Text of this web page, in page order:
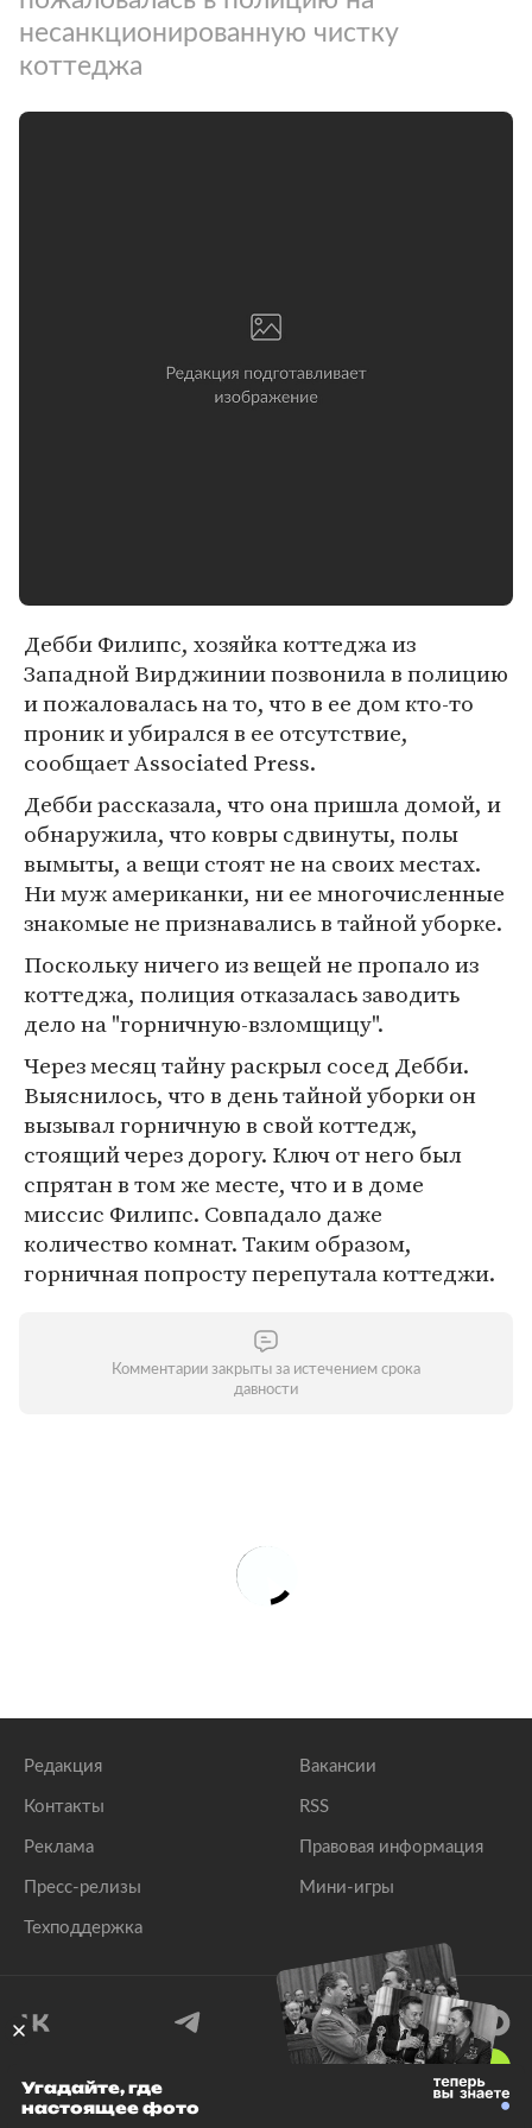
несанкционированную чистку
коттеджа
Дебби Филипс, хозяйка коттеджа из
Западной Вирджинии позвонила в полицию
и пожаловалась на то, что в ее дом кто-то
проник и убирался в ее отсутствие,
сообщает Associated Press.
Дебби рассказала, что она пришла домой, и
обнаружила, что ковры сдвинуты, полы
вымыты, а вещи стоят не на своих местах.
Ни муж американки, ни ее многочисленные
знакомые не признавались в тайной уборке.
Поскольку ничего из вещей не пропало из
коттеджа, полиция отказалась заводить
дело на "горничную-взломщицу".
Через месяц тайну раскрыл сосед Дебби.
Выяснилось, что в день тайной уборки он
вызывал горничную в свой коттедж,
стоящий через дорогу. Ключ от него был
спрятан в том же месте, что и в доме
миссис Филипс. Совпадало даже
количество комнат. Таким образом,
горничная попросту перепутала коттеджи.
Комментарии закрыты за истечением срока
давности
Редакция
Контакты
Реклама
Пресс-релизы
Техподдержка
Вакансии
RSS
Правовая информация
Мини-игры
© 1999–2026 Все права защищены.
Угадайте, где
настоящее фото